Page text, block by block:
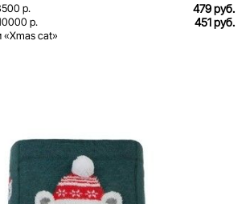
р. 479 руб.
р. 451 руб.
«Xmas cat»